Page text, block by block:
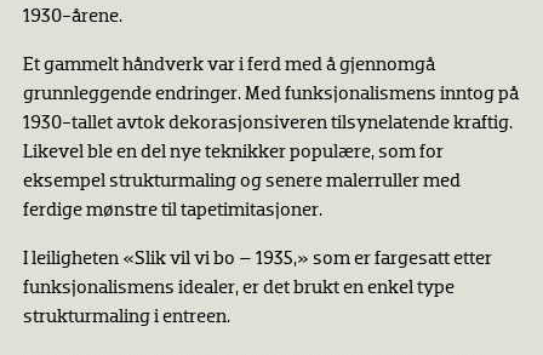
1930-årene.
Et gammelt håndverk var i ferd med å gjennomgå
grunnleggende endringer. Med funksjonalismens inntog på
1930-tallet avtok dekorasjonsiveren tilsynelatende kraftig.
Likevel ble en del nye teknikker populære, som for
eksempel strukturmaling og senere malerruller med
ferdige mønstre til tapetimitasjoner.
I leiligheten «Slik vil vi bo – 1935,» som er fargesatt etter
funksjonalismens idealer, er det brukt en enkel type
strukturmaling i entreen.